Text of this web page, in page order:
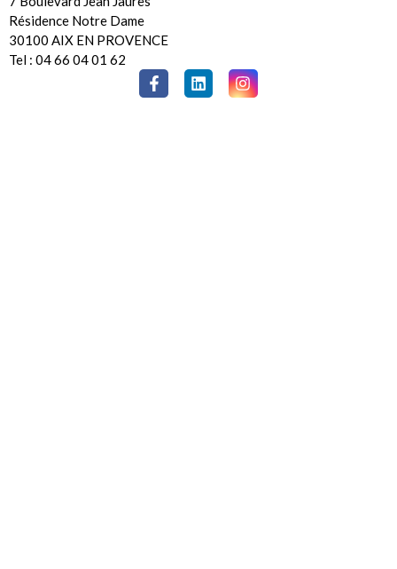
Résidence Notre Dame
30100 AIX EN PROVENCE
Tel : 04 66 04 01 62